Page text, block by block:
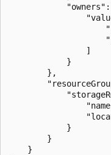
                ]
            }
        },
            }
        }
    }